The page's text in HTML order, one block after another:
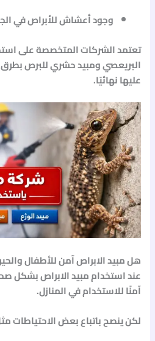
وجود أعشاش للأبراص في
تعتمد الشركات المتخصصة على
البريعصيومبيد حشري للبرص
عليها نهائيًا.
هل مبيد الابراص آمن للأطفال
عند استخداممبيد الابراصبشكل
آمنًا للاستخدام في المنازل.
لكن ينصح باتباع بعض الاحتياطات